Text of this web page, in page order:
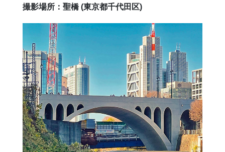
撮影場所：聖橋 (東京都千代田区)